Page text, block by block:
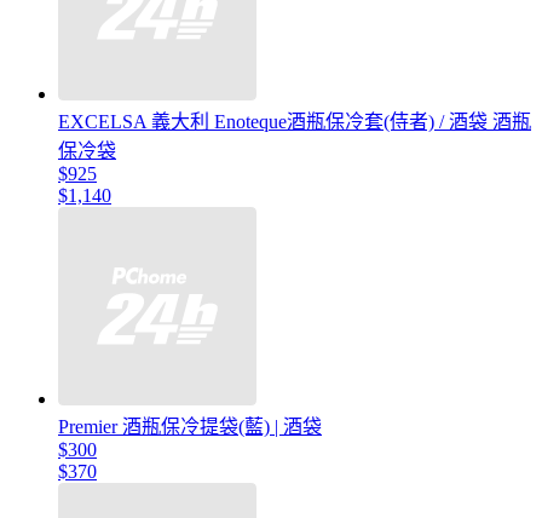
EXCELSA 義大利 Enoteque酒瓶保冷套(侍者) / 酒袋 酒瓶
保冷袋
$925
$1,140
Premier 酒瓶保冷提袋(藍) | 酒袋
$300
$370